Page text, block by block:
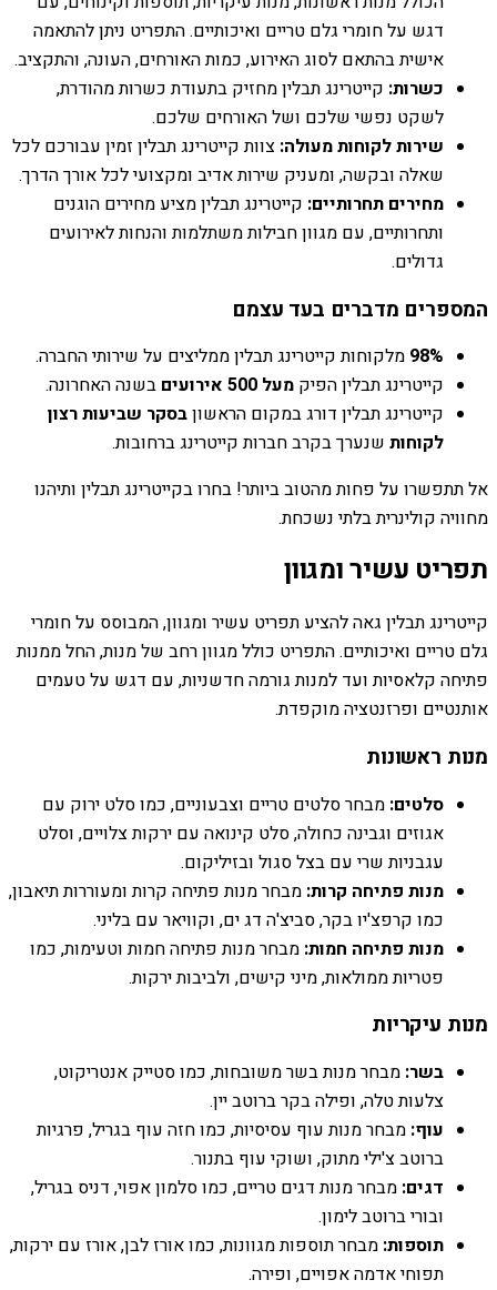
דגש על חומרי גלם טריים ואיכותיים. התפריט ניתן להתאמה
אישית בהתאם לסוג האירוע, כמות האורחים, העונה, והתקציב.
כשרות: קייטרינג תבלין מחזיק בתעודת כשרות מהודרת,
לשקט נפשי שלכם ושל האורחים שלכם.
שירות לקוחות מעולה: צוות קייטרינג תבלין זמין עבורכם לכל
שאלה ובקשה, ומעניק שירות אדיב ומקצועי לכל אורך הדרך.
מחירים תחרותיים: קייטרינג תבלין מציע מחירים הוגנים
ותחרותיים, עם מגוון חבילות משתלמות והנחות לאירועים
גדולים.
המספרים מדברים בעד עצמם
98% מלקוחות קייטרינג תבלין ממליצים על שירותי החברה.
קייטרינג תבלין הפיק מעל 500 אירועים
בשנה האחרונה.
קייטרינג תבלין דורג במקום הראשוןבסקר שביעות רצון
לקוחות שנערך בקרב חברות קייטרינג ברחובות.
אל תתפשרו על פחות מהטוב ביותר! בחרו בקייטרינג תבלין ותיהנו
מחוויה קולינרית בלתי נשכחת.
תפריט עשיר ומגוון
קייטרינג תבלין גאה להציע תפריט עשיר ומגוון, המבוסס על חומרי
גלם טריים ואיכותיים. התפריט כולל מגוון רחב של מנות, החל ממנות
פתיחה קלאסיות ועד למנות גורמה חדשניות, עם דגש על טעמים
אותנטיים ופרזנטציה מוקפדת.
מנות ראשונות
סלטים: מבחר סלטים טריים וצבעוניים, כמו סלט ירוק עם
אגוזים וגבינה כחולה, סלט קינואה עם ירקות צלויים, וסלט
עגבניות שרי עם בצל סגול ובזיליקום.
מנות פתיחה קרות: מבחר מנות פתיחה קרות ומעוררות תיאבון,
כמו קרפצ'יו בקר, סביצ'ה דג ים, וקוויאר עם בליני.
מנות פתיחה חמות: מבחר מנות פתיחה חמות וטעימות, כמו
פטריות ממולאות, מיני קישים, ולביבות ירקות.
מנות עיקריות
בשר: מבחר מנות בשר משובחות, כמו סטייק אנטריקוט,
צלעות טלה, ופילה בקר ברוטב יין.
עוף: מבחר מנות עוף עסיסיות, כמו חזה עוף בגריל, פרגיות
ברוטב צ'ילי מתוק, ושוקי עוף בתנור.
דגים: מבחר מנות דגים טריים, כמו סלמון אפוי, דניס בגריל,
ובורי ברוטב לימון.
תוספות: מבחר תוספות מגוונות, כמו אורז לבן, אורז עם ירקות,
תפוחי אדמה אפויים, ופירה.